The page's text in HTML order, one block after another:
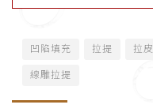
凹陷填充 拉提 拉皮
線雕拉提